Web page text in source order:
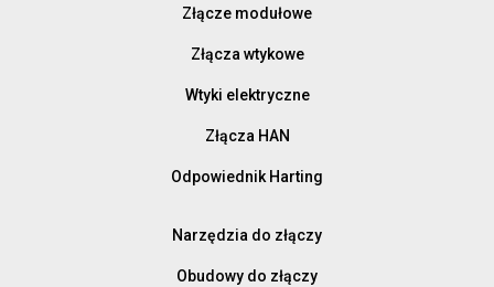
Złącze modułowe
Złącza wtykowe
Wtyki elektryczne
Złącza HAN
Odpowiednik Harting
Narzędzia do złączy
Obudowy do złączy